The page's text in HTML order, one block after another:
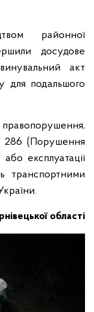
районної
досудове
акт
для подальшого
286 (Порушення
експлуатації
транспортними
області